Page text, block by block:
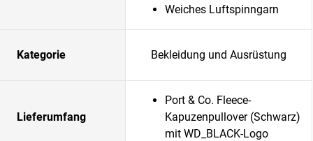
Weiches Luftspinngarn
Kategorie Bekleidung und Ausrüstung
Lieferumfang
Port & Co. Fleece-
Kapuzenpullover (Schwarz)
mit WD_BLACK-Logo